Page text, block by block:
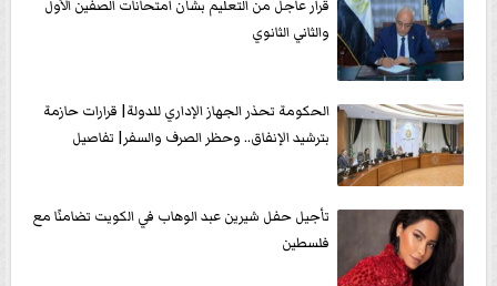
قرار عاجل من التعليم بشأن امتحانات الصفين الأول
والثاني الثانوي
الحكومة تحذر الجهاز الإداري للدولة| قرارات حازمة
بترشيد الإنفاق.. وحظر الصرف والسفر| تفاصيل
تأجيل حفل شيرين عبد الوهاب في الكويت تضامنًا مع
فلسطين